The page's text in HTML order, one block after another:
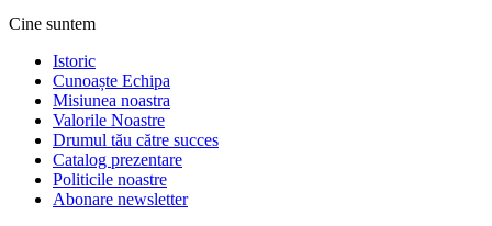
Cine suntem
Istoric
Cunoaște Echipa
Misiunea noastra
Valorile Noastre
Drumul tău către succes
Catalog prezentare
Politicile noastre
Abonare newsletter